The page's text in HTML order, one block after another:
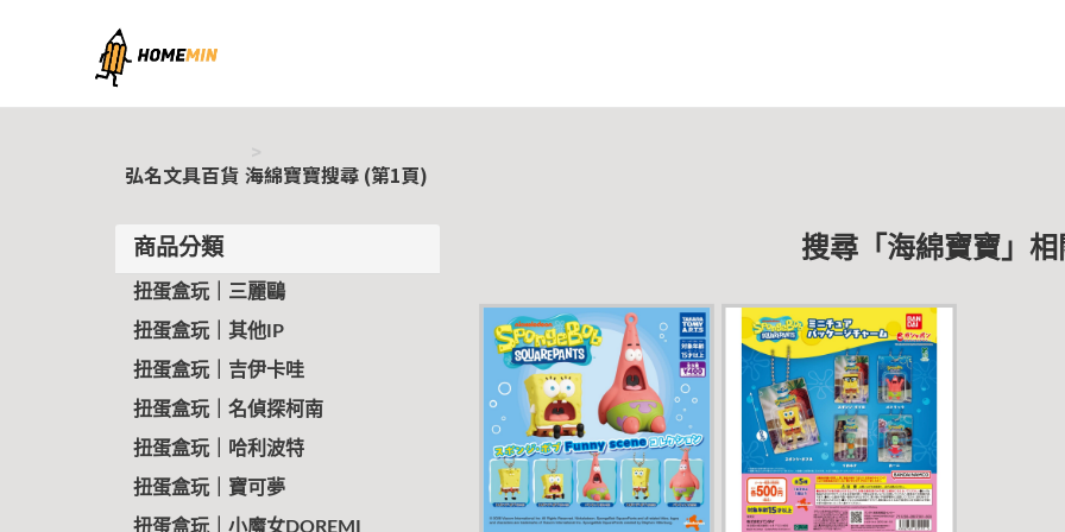
弘名文具百貨
弘名文具百貨 海綿寶寶搜尋 (第1頁)
商品分類
扭蛋盒玩｜三麗鷗
扭蛋盒玩｜其他IP
扭蛋盒玩｜吉伊卡哇
扭蛋盒玩｜名偵探柯南
扭蛋盒玩｜哈利波特
扭蛋盒玩｜寶可夢
扭蛋盒玩｜小魔女DOREMI
搜尋「海綿寶寶」相